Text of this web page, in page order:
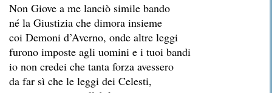
Non Giove a me lanciò simile bando
né la Giustizia che dimora insieme
coi Demoni d’Averno, onde altre leggi
furono imposte agli uomini e i tuoi bandi
io non credei che tanta forza avessero
da far sì che le leggi dei Celesti,